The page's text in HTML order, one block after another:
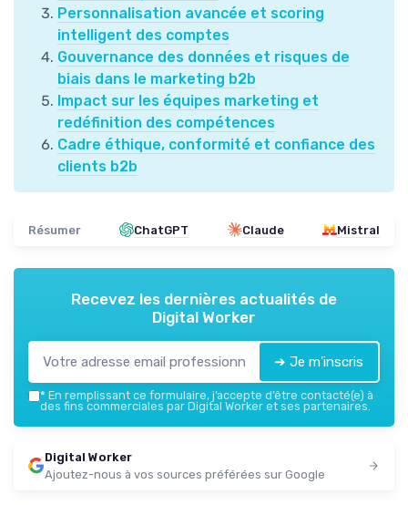
Personnalisation avancée et scoring
intelligent des comptes
Gouvernance des données et risques de
biais dans le marketing b2b
Impact sur les équipes marketing et
redéfinition des compétences
Cadre éthique, conformité et confiance des
clients b2b
Résumer ChatGPT Claude Mistral
Recevez les dernières actualités de
Digital Worker
➔ Je m'inscris
* En remplissant ce formulaire, j’accepte d’être contacté(e) à
des fins commerciales par Digital Worker et ses partenaires.
Digital Worker
Ajoutez-nous à vos sources préférées sur Google